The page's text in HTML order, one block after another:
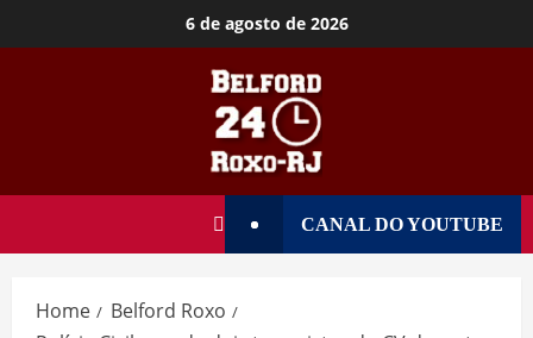
6 de agosto de 2026
CANAL DO YOUTUBE
Home
Belford Roxo